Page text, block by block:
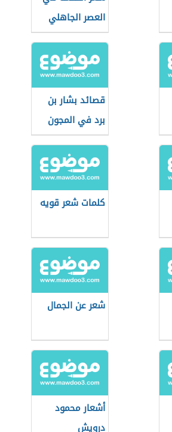
العصر الجاهلي
قصائد بشار بن
برد في المجون
كلمات شعر قويه
شعر عن الجمال
أشعار محمود
درويش